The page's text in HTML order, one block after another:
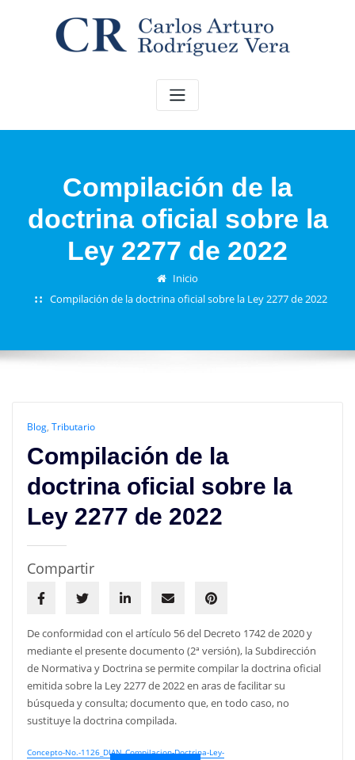
Compilación de la
doctrina oficial sobre la
Ley 2277 de 2022
Inicio
Compilación de la doctrina oficial sobre la Ley 2277 de 2022
Blog, Tributario
Compilación de la
doctrina oficial sobre la
Ley 2277 de 2022
Compartir
De conformidad con el artículo 56 del Decreto 1742 de 2020 y
mediante el presente documento (2ª versión), la Subdirección
de Normativa y Doctrina se permite compilar la doctrina oficial
emitida sobre la Ley 2277 de 2022 en aras de facilitar su
búsqueda y consulta; documento que, en todo caso, no
sustituye la doctrina compilada.
Concepto-No.-1126_DIAN_Compilacion-Doctrina-Ley-